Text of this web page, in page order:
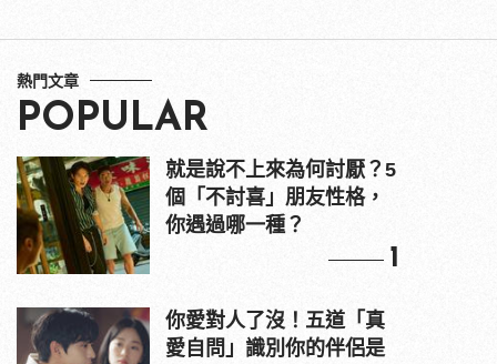
熱門文章
POPULAR
就是說不上來為何討厭？5
個「不討喜」朋友性格，
你遇過哪一種？
1
你愛對人了沒！五道「真
愛自問」識別你的伴侶是